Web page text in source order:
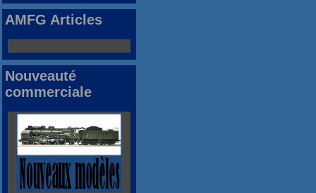
AMFG Articles
Nouveauté
commerciale